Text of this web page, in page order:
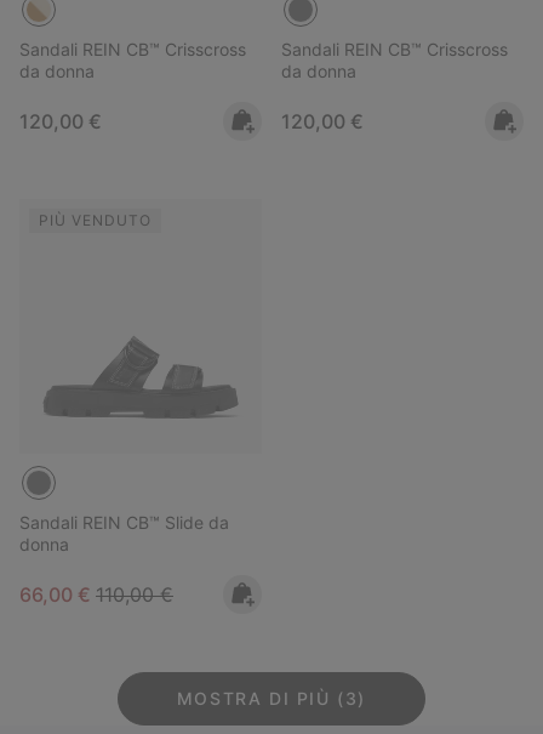
Sandali REIN CB™ Crisscross
da donna
Regular price:
120,00 €
Sandali REIN CB™ Crisscross
da donna
Regular price:
120,00 €
PIÙ VENDUTO
Sandali REIN CB™ Slide da
donna
Sale price:
66,00 € Regular price:
110,00 €
MOSTRA DI PIÙ (3)